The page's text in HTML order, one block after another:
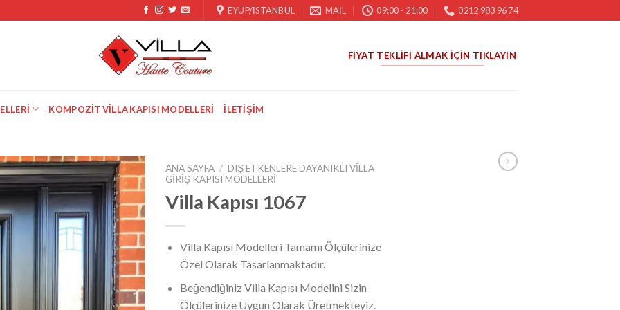
EYÜP/İSTANBUL MAIL 09:00 - 21:00 0212 983 96 74
FIYAT TEKLIFI ALMAK İÇIN TIKLAYIN
KOMPOZIT VILLA KAPISI MODELLERI İLETIŞIM
ANA SAYFA / DIŞ ETKENLERE DAYANIKLI VILLA
GIRIŞ KAPISI MODELLERI
Villa Kapısı 1067
Villa Kapısı Modelleri Tamamı Ölçülerinize
Özel Olarak Tasarlanmaktadır.
Beğendiğiniz Villa Kapısı Modelini Sizin
Ölçülerinize Uygun Olarak Üretmekteyiz.